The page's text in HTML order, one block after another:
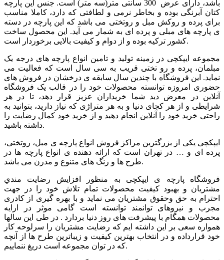
باشد، دارای عرض 300 سانتی متر(سه متر) است. جنس این پارچه
کتان آبرنگی بوده و بخاطر نرمی و لطافتی که دارد، کاملا مناسب
برای پرده و روکش مبل و روتختی می باشد که این پارچه در دسته
ی پارچه های مبلی و پرده ای به شمار می آید. این محصول ساخت
کشور ترکیه بوده و از دوام و کیفیت بالایی برخوردار است.
مجموعه ایپکچی در زمینه تولید و تامین انواع پارچه های درجه یک
مبلمان، پرده و رو تختی قریب به سی سال است که فعالیت می
نماید. این فروشگاه با چندین سال سابقه ی درخشان در فروش های
حضوری امروزه توانسته محصولات خود را در قالب یک فروشگاه
آنلاین در معرض دید شما خریداران عزیز قرار دهد، تا در هر
شرایطی و از هر کجای دنیا و به هر متراژی که نیاز دارید، بتوانید به
راحتی خرید خود را آنلاین انجام دهید و از خرید خود کمال رضایت را
داشته باشید.
ایپکچی یکی از بزرگترین مراکز فروش انواع پارچه ی مبل، روتختی،
پرده ای و … در تهران است که ارائه دهنده ی انواع پارچه ها در
طرح ها و رنگ های متنوع و مدرن می باشد.
فروشگاه پارچه ی ایپکچی به منظور افزايش رضايت مندي
مشتريان و بهبود کيفيت محصولات تمام تلاش خود را در جهت
احترام به حق وحقوق مشتريان می نماید و با بهره گیری از کادری
مجرب و نیروهای توانمند توانسته است گامی موثر در ارايه
محصولات همگام با پیشرفت های روز دنیا بردارد . در طی این سالها
همواره سعی بر این داشته ایم که رضایت مشتریان را سرلوحه کار
خود قرارداده و در انتخاب بهترین کیفیت و زیباترین طرح ها از آنچه
که در توان مجموعه است دریغ ننماییم.